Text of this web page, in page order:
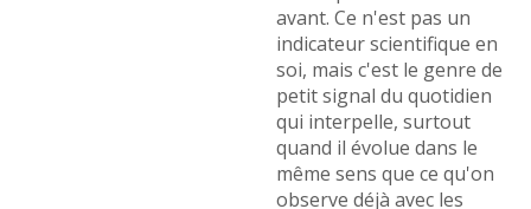
avant. Ce n'est pas un
indicateur scientifique en
soi, mais c'est le genre de
petit signal du quotidien
qui interpelle, surtout
quand il évolue dans le
même sens que ce qu'on
observe déjà avec les